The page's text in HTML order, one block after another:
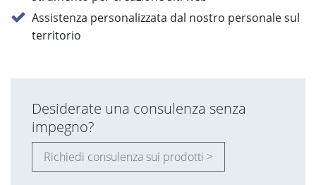
Assistenza personalizzata dal nostro personale sul
territorio
Desiderate una consulenza senza
impegno?
Richiedi consulenza sui prodotti >